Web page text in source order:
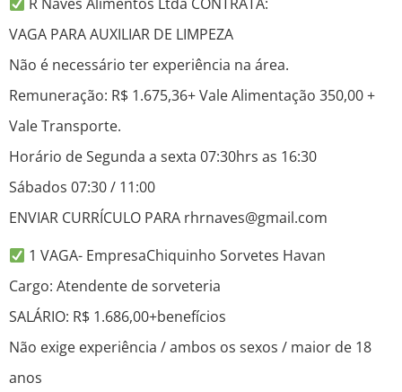
VAGA PARA AUXILIAR DE LIMPEZA
Não é necessário ter experiência na área.
Remuneração: R$ 1.675,36+ Vale Alimentação 350,00 +
Vale Transporte.
Horário de Segunda a sexta 07:30hrs as 16:30
Sábados 07:30 / 11:00
ENVIAR CURRÍCULO PARA rhrnaves@gmail.com
1 VAGA- EmpresaChiquinho Sorvetes Havan
Cargo: Atendente de sorveteria
SALÁRIO: R$ 1.686,00+benefícios
Não exige experiência / ambos os sexos / maior de 18
anos